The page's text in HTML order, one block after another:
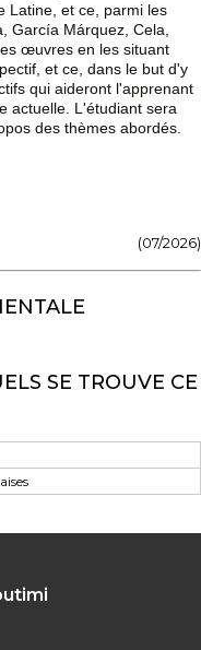
Latine, et ce, parmi les
García Márquez, Cela,
œuvres en les situant
et ce, dans le but d'y
qui aideront l'apprenant
actuelle. L'étudiant sera
des thèmes abordés.
(07/2026)
SE TROUVE CE